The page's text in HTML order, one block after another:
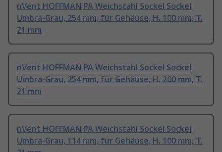
nVent HOFFMAN PA Weichstahl Sockel Sockel
Umbra-Grau, 254 mm, für Gehäuse, H. 100 mm, T.
21 mm
nVent HOFFMAN PA Weichstahl Sockel Sockel
Umbra-Grau, 254 mm, für Gehäuse, H. 200 mm, T.
21 mm
nVent HOFFMAN PA Weichstahl Sockel Sockel
Umbra-Grau, 114 mm, für Gehäuse, H. 100 mm, T.